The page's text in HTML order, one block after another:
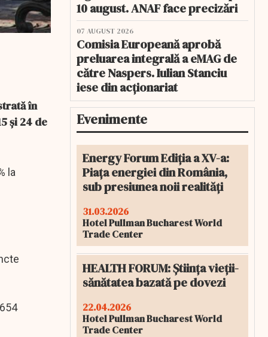
în
şi 24 de
la
10 august. ANAF face precizări
07 AUGUST 2026
Comisia Europeană aprobă
preluarea integrală a eMAG de
către Naspers. Iulian Stanciu
iese din acționariat
Evenimente
Energy Forum Ediția a XV-a:
Piața energiei din România,
sub presiunea noii realități
31.03.2026
Hotel Pullman Bucharest World
Trade Center
HEALTH FORUM: Știința vieții-
sănătatea bazată pe dovezi
22.04.2026
Hotel Pullman Bucharest World
Trade Center